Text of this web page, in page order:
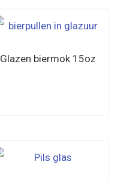
Glazen biermok 15oz